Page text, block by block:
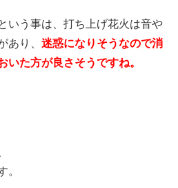
いう事は、打ち上げ花火は音や
あり、 迷惑になりそうなので消
いた方が良さそうですね。
。